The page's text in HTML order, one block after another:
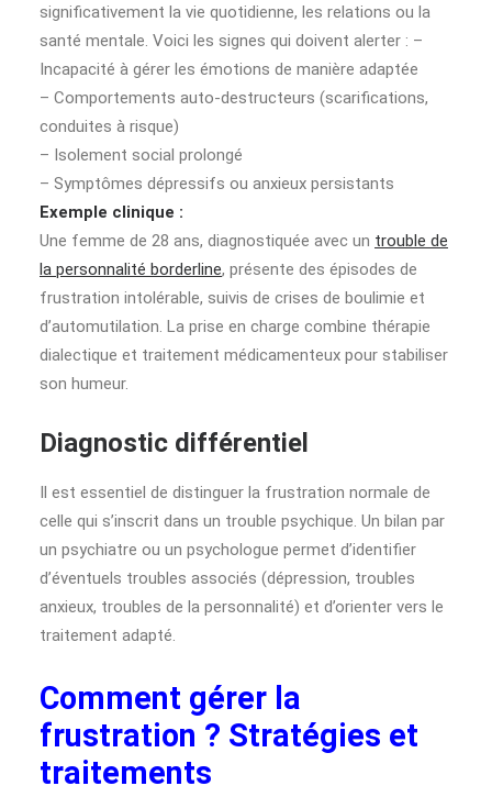
significativement la vie quotidienne, les relations ou la
santé mentale. Voici les signes qui doivent alerter : –
Incapacité à gérer les émotions de manière adaptée
– Comportements auto-destructeurs (scarifications,
conduites à risque)
– Isolement social prolongé
– Symptômes dépressifs ou anxieux persistants
Exemple clinique :
Une femme de 28 ans, diagnostiquée avec un trouble de
la personnalité borderline, présente des épisodes de
frustration intolérable, suivis de crises de boulimie et
d’automutilation. La prise en charge combine thérapie
dialectique et traitement médicamenteux pour stabiliser
son humeur.
Diagnostic différentiel
Il est essentiel de distinguer la frustration normale de
celle qui s’inscrit dans un trouble psychique. Un bilan par
un psychiatre ou un psychologue permet d’identifier
d’éventuels troubles associés (dépression, troubles
anxieux, troubles de la personnalité) et d’orienter vers le
traitement adapté.
Comment gérer la
frustration ? Stratégies et
traitements